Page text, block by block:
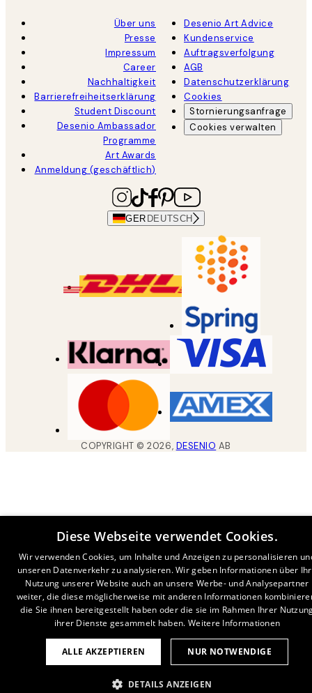
Über uns
Presse
Impressum
Career
Nachhaltigkeit
Barrierefreiheitserklärung
Student Discount
Desenio Ambassador
Programme
Art Awards
Anmeldung (geschäftlich)
Desenio Art Advice
Kundenservice
Auftragsverfolgung
AGB
Datenschutzerklärung
Cookies
Stornierungsanfrage
Cookies verwalten
GER DEUTSCH
COPYRIGHT ©2026, DESENIO AB
Diese Webseite verwendet Cookies.
Wir verwenden Cookies, um Inhalte und Anzeigen zu personalisieren
unseren Datenverkehr zu analysieren. Wir geben Informationen über
Nutzung unserer Website auch an unsere Werbe- und Analysepartner
weiter, die diese möglicherweise mit anderen Informationen
die Sie ihnen bereitgestellt haben oder die sie im Rahmen Ihrer
ihrer Dienste gesammelt haben. Weitere Informationen
ALLE AKZEPTIEREN NUR NOTWENDIGE
DETAILS ANZEIGEN